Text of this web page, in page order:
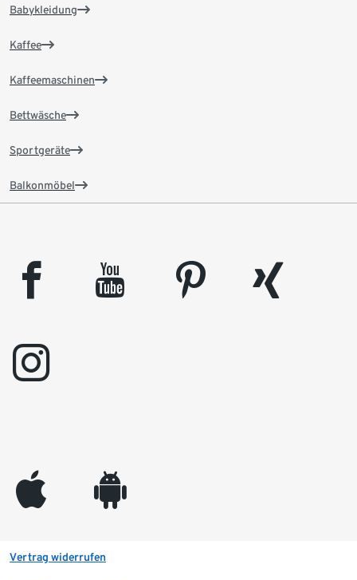
Babykleidung
Kaffee
Kaffeemaschinen
Bettwäsche
Sportgeräte
Balkonmöbel
facebook youtube pinterest
xing
instagram
appleinc android
Vertrag widerrufen